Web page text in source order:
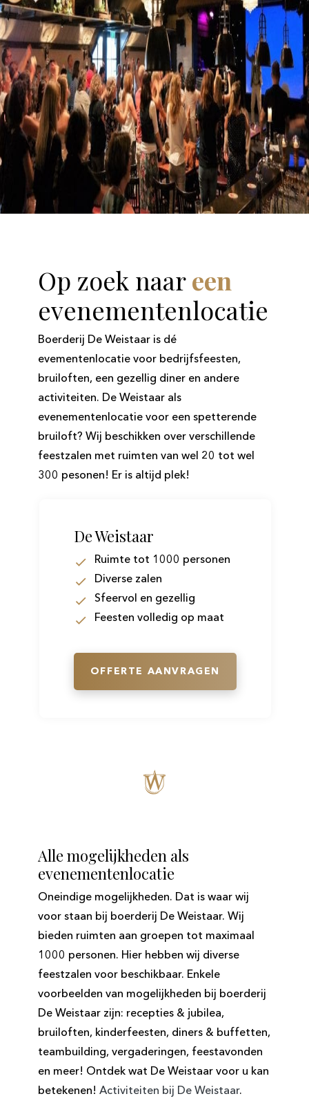
Op zoek naareen
evenementenlocatie
Boerderij De Weistaar is dé
evementenlocatie voor bedrijfsfeesten,
bruiloften, een gezellig diner en andere
activiteiten. De Weistaar als
evenementenlocatie voor een spetterende
bruiloft? Wij beschikken over verschillende
feestzalen met ruimten van wel 20 tot wel
300 pesonen! Er is altijd plek!
De Weistaar
Ruimte tot 1000 personen
Diverse zalen
Sfeervol en gezellig
Feesten volledig op maat
OFFERTE AANVRAGEN
Alle mogelijkheden als
evenementenlocatie
​Oneindige mogelijkheden. Dat is waar wij
voor staan bij boerderij De Weistaar. Wij
bieden ruimten aan groepen tot maximaal
1000 personen. Hier hebben wij diverse
feestzalen voor beschikbaar. Enkele
voorbeelden van mogelijkheden bij boerderij
De Weistaar zijn: recepties & jubilea,
bruiloften, kinderfeesten, diners & buffetten,
teambuilding, vergaderingen, feestavonden
en meer! Ontdek wat De Weistaar voor u kan
betekenen! Activiteiten bij De Weistaar.